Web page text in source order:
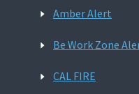
Amber Alert
Be Work Zone
CAL FIRE